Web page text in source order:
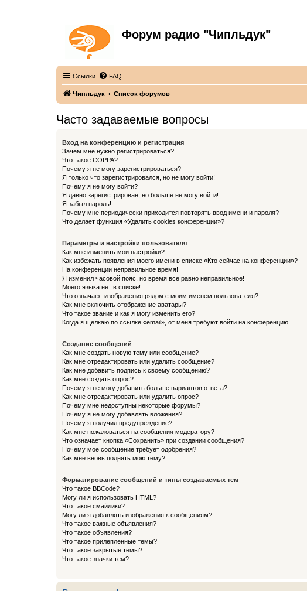
Форум радио "Чипльдук"
Ссылки FAQ
Чипльдук Список форумов
Часто задаваемые вопросы
Вход на конференцию и регистрация
Зачем мне нужно регистрироваться?
Что такое COPPA?
Почему я не могу зарегистрироваться?
Я только что зарегистрировался, но не могу войти!
Почему я не могу войти?
Я давно зарегистрирован, но больше не могу войти!
Я забыл пароль!
Почему мне периодически приходится повторять ввод имени и пароля?
Что делает функция «Удалить cookies конференции»?
Параметры и настройки пользователя
Как мне изменить мои настройки?
Как избежать появления моего имени в списке «Кто сейчас на конференции»?
На конференции неправильное время!
Я изменил часовой пояс, но время всё равно неправильное!
Моего языка нет в списке!
Что означают изображения рядом с моим именем пользователя?
Как мне включить отображение аватары?
Что такое звание и как я могу изменить его?
Когда я щёлкаю по ссылке «email», от меня требуют войти на конференцию!
Создание сообщений
Как мне создать новую тему или сообщение?
Как мне отредактировать или удалить сообщение?
Как мне добавить подпись к своему сообщению?
Как мне создать опрос?
Почему я не могу добавить больше вариантов ответа?
Как мне отредактировать или удалить опрос?
Почему мне недоступны некоторые форумы?
Почему я не могу добавлять вложения?
Почему я получил предупреждение?
Как мне пожаловаться на сообщения модератору?
Что означает кнопка «Сохранить» при создании сообщения?
Почему моё сообщение требует одобрения?
Как мне вновь поднять мою тему?
Форматирование сообщений и типы создаваемых тем
Что такое BBCode?
Могу ли я использовать HTML?
Что такое смайлики?
Могу ли я добавлять изображения к сообщениям?
Что такое важные объявления?
Что такое объявления?
Что такое прилепленные темы?
Что такое закрытые темы?
Что такое значки тем?